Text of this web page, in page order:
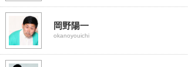
岡野陽一
okanoyouichi